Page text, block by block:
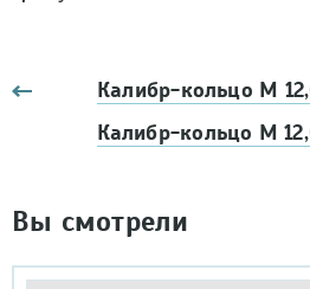
Калибр-кольцо М
Калибр-кольцо М
Вы смотрели